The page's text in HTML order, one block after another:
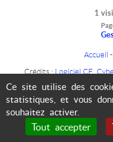
1
Accueil -
Crédits : Logiciel CE
-
Ce site utilise des
statistiques, et vous
souhaitez activer.
Tout accepter